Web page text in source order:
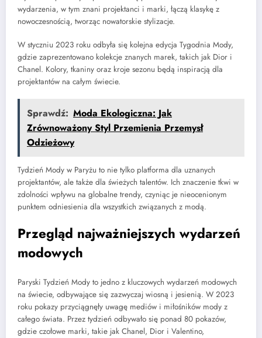
wydarzenia, w tym znani projektanci i marki, łączą klasykę z
nowoczesnością, tworząc nowatorskie stylizacje.
W styczniu 2023 roku odbyła się kolejna edycja Tygodnia Mody,
gdzie zaprezentowano kolekcje znanych marek, takich jak Dior i
Chanel. Kolory, tkaniny oraz kroje sezonu będą inspiracją dla
projektantów na całym świecie.
Sprawdź: Moda Ekologiczna: Jak
Zrównoważony Styl Przemienia Przemysł
Odzieżowy
Tydzień Mody w Paryżu to nie tylko platforma dla uznanych
projektantów, ale także dla świeżych talentów. Ich znaczenie tkwi w
zdolności wpływu na globalne trendy, czyniąc je nieocenionym
punktem odniesienia dla wszystkich związanych z modą.
Przegląd najważniejszych wydarzeń
modowych
Paryski Tydzień Mody to jedno z kluczowych wydarzeń modowych
na świecie, odbywające się zazwyczaj wiosną i jesienią. W 2023
roku pokazy przyciągnęły uwagę mediów i miłośników mody z
całego świata. Przez tydzień odbywało się ponad 80 pokazów,
gdzie czołowe marki, takie jak Chanel, Dior i Valentino,